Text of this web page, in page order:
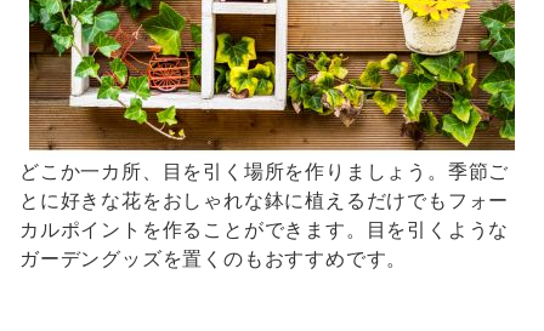
どこか一カ所、目を引く場所を作りましょう。季節ご
とに好きな花をおしゃれな鉢に植えるだけでもフォー
カルポイントを作ることができます。目を引くような
ガーデングッズを置くのもおすすめです。